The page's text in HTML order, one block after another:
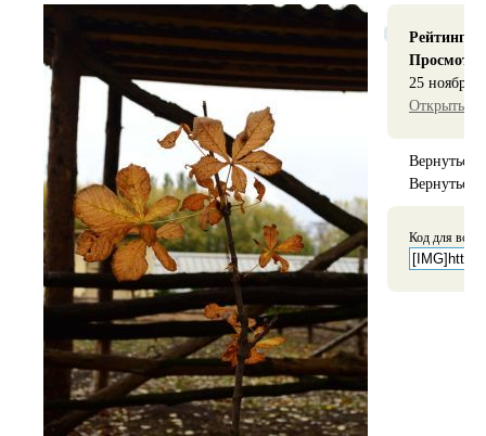
Рейтинг:
25 ноября
Открыть
Вернуться
Вернуться
Код для